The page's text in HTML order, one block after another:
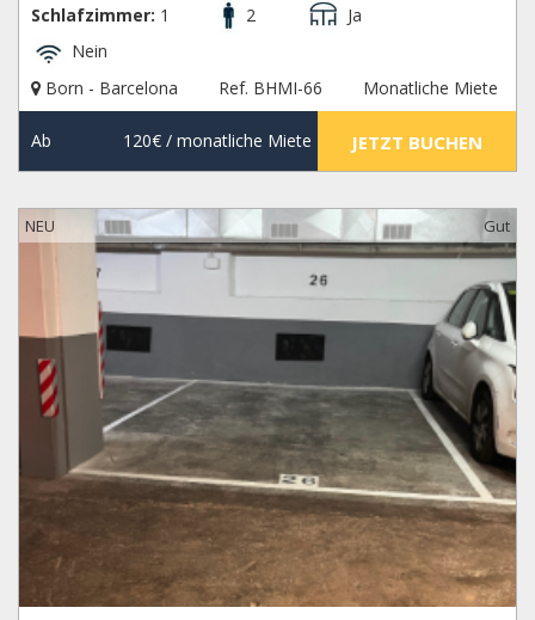
Schlafzimmer: 1 2
Ja
Nein
Born - Barcelona
Ref. BHMI-66 Monatliche Miete
Ab 120€/ monatliche Miete JETZT BUCHEN
NEU Gut